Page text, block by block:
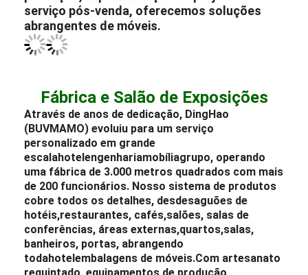
você procurar aconselhamento profissional ou
informações mais detalhadas, entre em
contato.
possui uma rica história que abrange mais de
20 anos, dedicada à excelência como
profissionalfabricantedemóveis de
hotel,mobília do lobby do hotel
vila,móveis de apartamentoemóveis de
restaurante.Desde o pré-planejamento e
posicionamento de estilo até o design de
produção, implementação de projetos e
serviço pós-venda, oferecemos soluções
abrangentes de móveis.